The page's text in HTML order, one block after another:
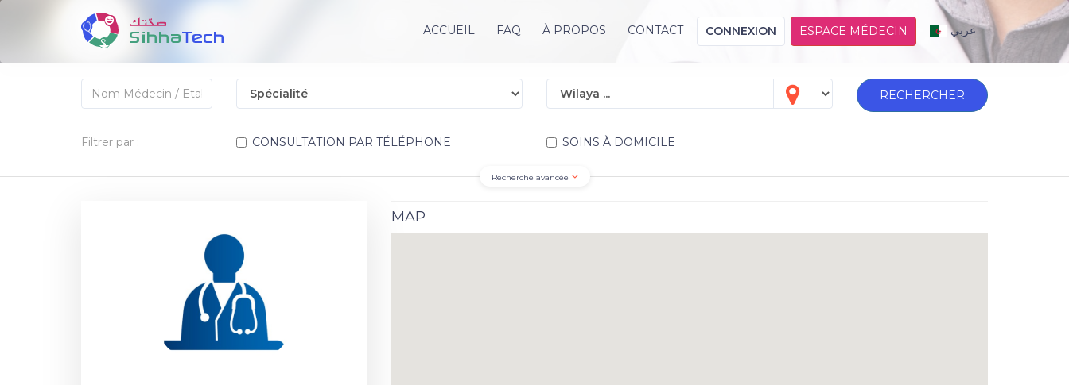
ACCUEIL FAQ À PROPOS CONTACT CONNEXION ESPACE MÉDECIN عربي
RECHERCHER
Filtrer par : CONSULTATION PAR TÉLÉPHONE SOINS À DOMICILE
Recherche avancée
MAP